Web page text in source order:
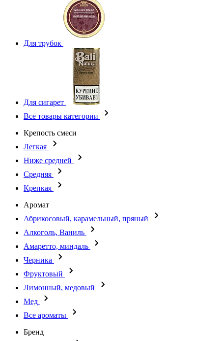
Для трубок
Для сигарет
Все товары категории
Крепость смеси
Легкая
Ниже средней
Средняя
Крепкая
Аромат
Абрикосовый, карамельный, пряный
Алкоголь, Ваниль
Амаретто, миндаль
Черника
Фруктовый
Лимонный, медовый
Мед
Все ароматы
Бренд